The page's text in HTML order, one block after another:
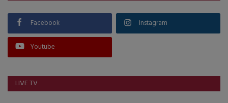
Facebook Instagram
Youtube
LIVE TV